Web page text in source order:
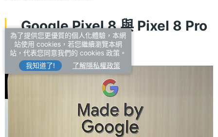
Google Pixel 8 與 Pixel 8 Pro
延伸閱讀
為了提供您更優質的個人化體驗，本網
站使用 cookies，若您繼續瀏覽本網
站，代表您同意我們的 cookies 政策。
我知道了!
了解隱私權政策